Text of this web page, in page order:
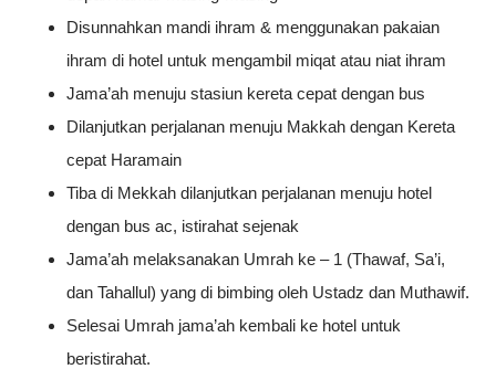
Disunnahkan mandi ihram & menggunakan pakaian
ihram di hotel untuk mengambil miqat atau niat ihram
Jama’ah menuju stasiun kereta cepat dengan bus
Dilanjutkan perjalanan menuju Makkah dengan Kereta
cepat Haramain
Tiba di Mekkah dilanjutkan perjalanan menuju hotel
dengan bus ac, istirahat sejenak
Jama’ah melaksanakan Umrah ke – 1 (Thawaf, Sa’i,
dan Tahallul) yang di bimbing oleh Ustadz dan Muthawif.
Selesai Umrah jama’ah kembali ke hotel untuk
beristirahat.